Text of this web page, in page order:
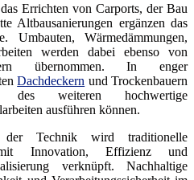
Errichten von Carports, der Bau
Altbausanierungen ergänzen das
Umbauten, Wärmedämmungen,
werden dabei ebenso von
übernommen. In enger
Dachdeckern und Trockenbauern
weiteren hochwertige
ausführen können.
Technik wird traditionelle
Innovation, Effizienz und
verknüpft. Nachhaltige